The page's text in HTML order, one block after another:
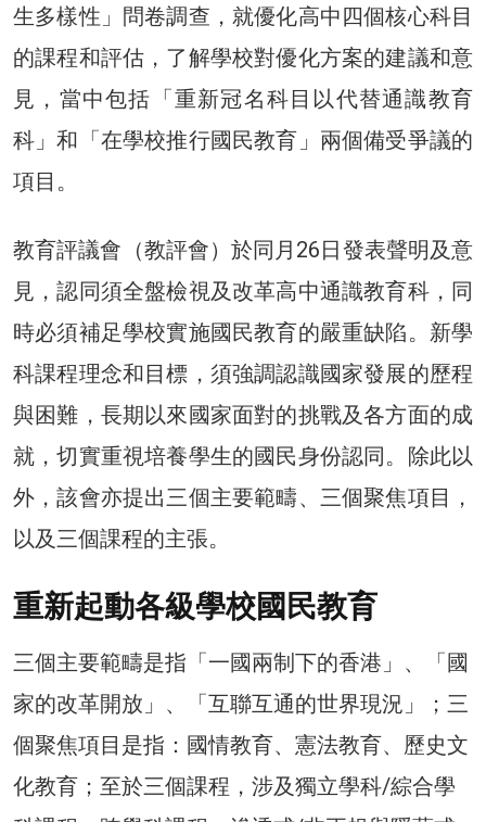
生多樣性」問卷調查，就優化高中四個核心科目
的課程和評估，了解學校對優化方案的建議和意
見，當中包括「重新冠名科目以代替通識教育
科」和「在學校推行國民教育」兩個備受爭議的
項目。
教育評議會（教評會）於同月26日發表聲明及意
見，認同須全盤檢視及改革高中通識教育科，同
時必須補足學校實施國民教育的嚴重缺陷。新學
科課程理念和目標，須強調認識國家發展的歷程
與困難，長期以來國家面對的挑戰及各方面的成
就，切實重視培養學生的國民身份認同。除此以
外，該會亦提出三個主要範疇、三個聚焦項目，
以及三個課程的主張。
重新起動各級學校國民教育
三個主要範疇是指「一國兩制下的香港」、「國
家的改革開放」、「互聯互通的世界現況」；三
個聚焦項目是指：國情教育、憲法教育、歷史文
化教育；至於三個課程，涉及獨立學科/綜合學